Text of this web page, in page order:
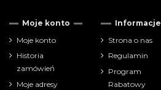
Moje konto
Moje konto
Historia
zamówień
Moje adresy
Informacje
Strona o nas
Regulamin
Program
Rabatowy